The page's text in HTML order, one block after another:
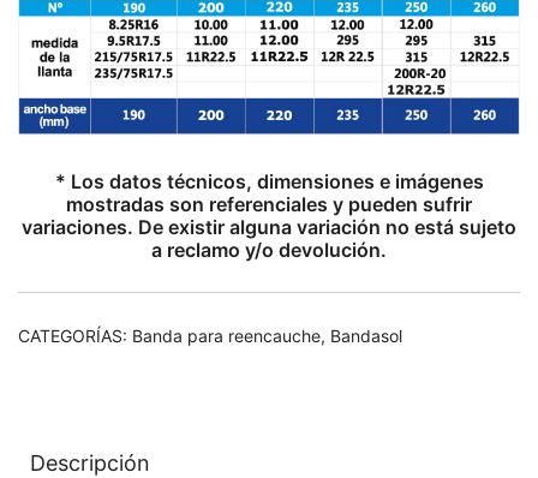
* Los datos técnicos, dimensiones e imágenes
mostradas son referenciales y pueden sufrir
variaciones. De existir alguna variación no está sujeto
a reclamo y/o devolución.
CATEGORÍAS: Banda para reencauche, Bandasol
Descripción